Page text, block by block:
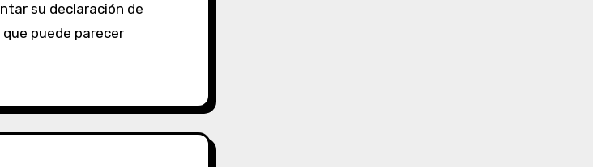
su declaración de
puede parecer